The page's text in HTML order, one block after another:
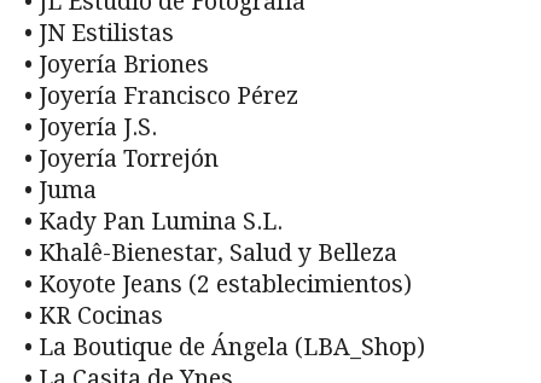
• JN Estilistas
• Joyería Briones
• Joyería Francisco Pérez
• Joyería J.S.
• Joyería Torrejón
• Juma
• Kady Pan Lumina S.L.
• Khalê-Bienestar, Salud y Belleza
• Koyote Jeans (2 establecimientos)
• KR Cocinas
• La Boutique de Ángela (LBA_Shop)